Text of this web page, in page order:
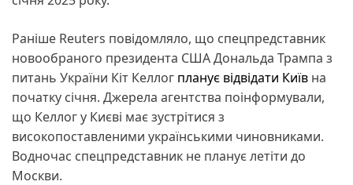
Раніше Reuters повідомляло, що спецпредставник
новообраного президента США Дональда Трампа з
питань України Кіт Келлог планує відвідати Київ на
початку січня. Джерела агентства поінформували,
що Келлог у Києві має зустрітися з
високопоставленими українськими чиновниками.
Водночас спецпредставник не планує летіти до
Москви.